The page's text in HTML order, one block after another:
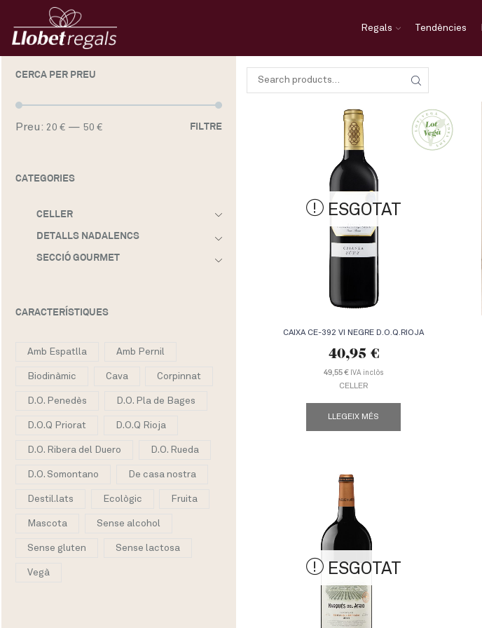
Regals Tendències
ESGOTAT
CAIXA CE-392 VI NEGRE D.O.Q.RIOJA
40,95 €
49,55 €IVA inclòs
CELLER
LLEGEIX MÉS
ESGOTAT
CERCA PER PREU
Preu
Preu
FILTRE
Preu: 20 € — 50 €
CATEGORIES
CELLER
DETALLS NADALENCS
SECCIÓ GOURMET
CARACTERÍSTIQUES
Amb Espatlla Amb Pernil
Biodinàmic Cava Corpinnat
D.O. Penedès D.O. Pla de Bages
D.O.Q Priorat D.O.Q Rioja
D.O. Ribera del Duero D.O. Rueda
D.O. Somontano De casa nostra
Destil.lats Ecològic Fruita
Mascota Sense alcohol
Sense gluten Sense lactosa
Vegà